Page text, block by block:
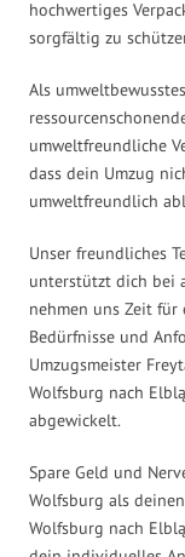
hochwertiges
sorgfältig zu
Als
umweltfreundliche
dass dein Umzug
umweltfreundlich
Unser freundliches
unterstützt dich bei
nehmen uns Zeit
Bedürfnisse und
Umzugsmeister
Wolfsburg nach
abgewickelt.
Spare Geld und
Wolfsburg als
Wolfsburg nach